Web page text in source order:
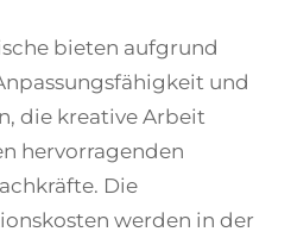
bieten aufgrund
und
die kreative Arbeit
hervorragenden
Die
werden in der